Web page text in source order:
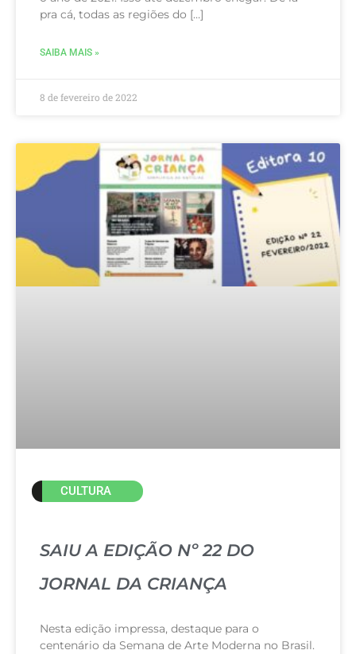
pra cá, todas as regiões do […]
SAIBA MAIS »
8 de fevereiro de 2022
CULTURA
SAIU A EDIÇÃO Nº 22 DO
JORNAL DA CRIANÇA
Nesta edição impressa, destaque para o
centenário da Semana de Arte Moderna no Brasil.